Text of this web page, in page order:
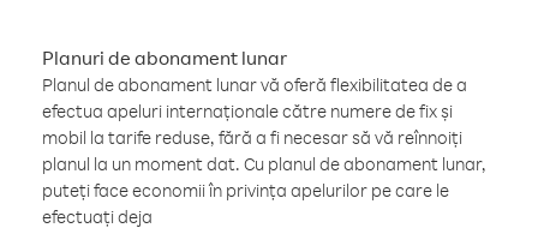
Planuri de abonament lunar
Planul de abonament lunar vă oferă flexibilitatea de a
efectua apeluri internaționale către numere de fix și
mobil la tarife reduse, fără a fi necesar să vă reînnoiți
planul la un moment dat. Cu planul de abonament lunar,
puteți face economii în privința apelurilor pe care le
efectuați deja